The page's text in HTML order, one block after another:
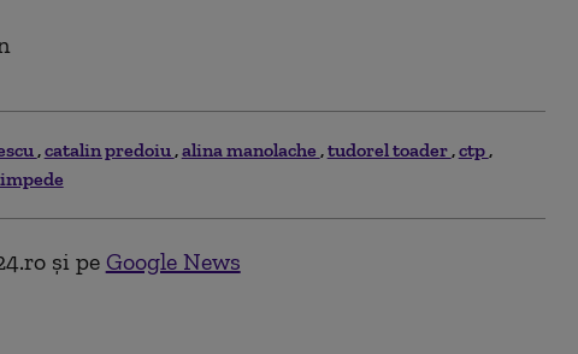
catalin predoiu alina manolache tudorel toader ctp
și pe Google News